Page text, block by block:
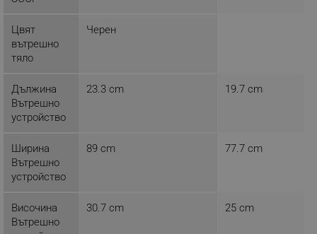
Цвят
вътрешно
тяло
Черен
Дължина
Вътрешно
устройство
23.3 cm 19.7 cm
Ширина
Вътрешно
устройство
89 cm 77.7 cm
Височина
Вътрешно
30.7 cm 25 cm
rlv_h_fbp
.alleop.bg
rlv_p
.alleop.bg
rlv_iv
.alleop.bg